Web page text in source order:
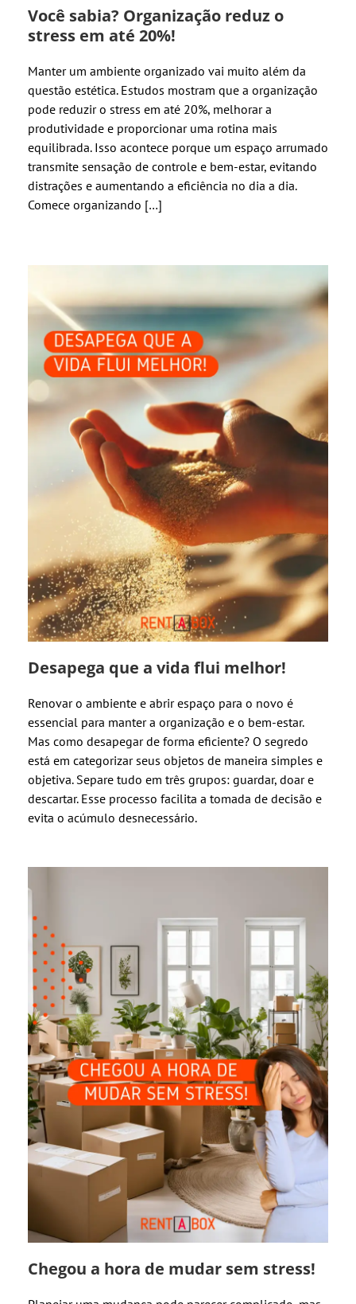
Você sabia? Organização reduz o
stress em até 20%!
Manter um ambiente organizado vai muito além da
questão estética. Estudos mostram que a organização
pode reduzir o stress em até 20%, melhorar a
produtividade e proporcionar uma rotina mais
equilibrada. Isso acontece porque um espaço arrumado
transmite sensação de controle e bem-estar, evitando
distrações e aumentando a eficiência no dia a dia.
Comece organizando […]
Desapega que a vida flui melhor!
Renovar o ambiente e abrir espaço para o novo é
essencial para manter a organização e o bem-estar.
Mas como desapegar de forma eficiente? O segredo
está em categorizar seus objetos de maneira simples e
objetiva. Separe tudo em três grupos: guardar, doar e
descartar. Esse processo facilita a tomada de decisão e
evita o acúmulo desnecessário.
Chegou a hora de mudar sem stress!